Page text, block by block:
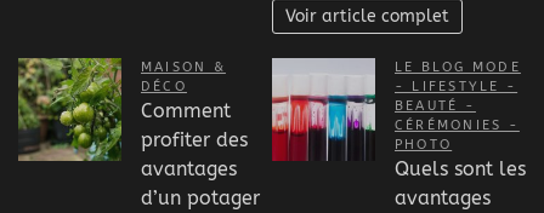
Voir article complet
MAISON &
DÉCO
Comment
profiter des
avantages
d’un potager
LE BLOG MODE
- LIFESTYLE -
BEAUTÉ -
CÉRÉMONIES -
PHOTO
Quels sont les
avantages